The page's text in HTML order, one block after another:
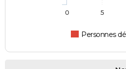
Personnes
0 5